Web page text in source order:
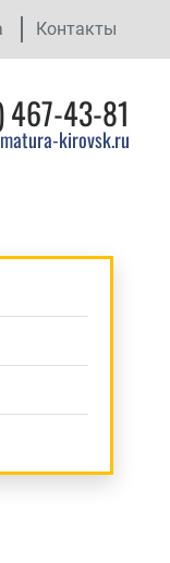
Контакты
467-43-81
kirovsk.ru